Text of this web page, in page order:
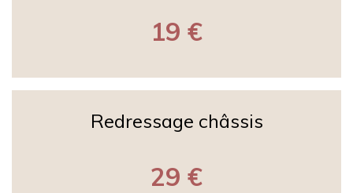
19 €
Redressage châssis
29 €